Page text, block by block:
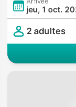
jeu, 1 oct.
2 adultes